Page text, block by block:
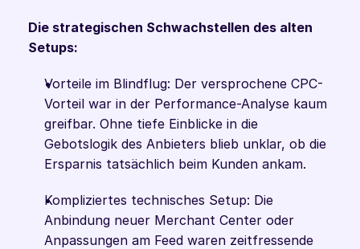
Die strategischen Schwachstellen des alten
Setups:
Vorteile im Blindflug: Der versprochene CPC-
Vorteil war in der Performance-Analyse kaum
greifbar. Ohne tiefe Einblicke in die
Gebotslogik des Anbieters blieb unklar, ob die
Ersparnis tatsächlich beim Kunden ankam.
Kompliziertes technisches Setup: Die
Anbindung neuer Merchant Center oder
Anpassungen am Feed waren zeitfressende